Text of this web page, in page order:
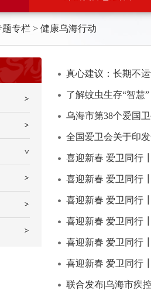
题专栏 > 健康乌海行动
真心建议：长期不
了解蚊虫生存“智慧
乌海市第38个爱国
全国爱卫会关于印
喜迎新春 爱卫同行
喜迎新春 爱卫同行
喜迎新春 爱卫同行
喜迎新春 爱卫同行
喜迎新春 爱卫同行
喜迎新春 爱卫同行
联合发布|乌海市疾